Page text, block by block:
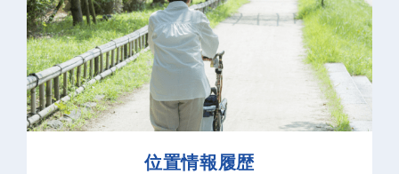
位置情報履歴